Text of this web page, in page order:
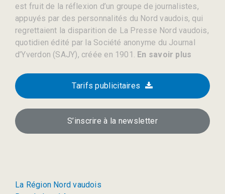
est fruit de la réflexion d’un groupe de journalistes,
appuyés par des personnalités du Nord vaudois, qui
regrettaient la disparition de La Presse Nord vaudois,
quotidien édité par la Société anonyme du Journal
d’Yverdon (SAJY), créée en 1901. En savoir plus
Tarifs publicitaires
S’inscrire à la newsletter
La Région Nord vaudois